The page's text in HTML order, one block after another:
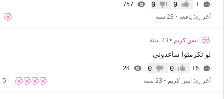
1 إعجاب0 عدم إعجاب
0
757
آخر رد: يافعه • 23 سنة
ايس كريم • 23 سنة
لو تكرمتوا ساعدوني
16 إعجاب0 عدم إعجاب
0
2K
آخر رد: ايس كريم • 23 سنة +5